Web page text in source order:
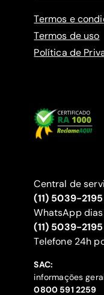
Termos e
Termos de uso
Política de
Central de
(11) 5039-2195
WhatsApp
(11) 5039-2195
‍Telefone 24h
SAC:
informações
‍0800 591 2259